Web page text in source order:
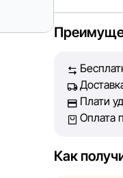
Мы, команда
Каждый день
Наша цель —
принять
Однако,
Плати
Оплата
Как